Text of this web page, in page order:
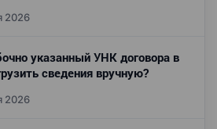
2026
указанный УНК договора в
сведения вручную?
2026